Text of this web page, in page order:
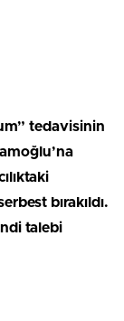
tedavisinin
bırakıldı.
talebi